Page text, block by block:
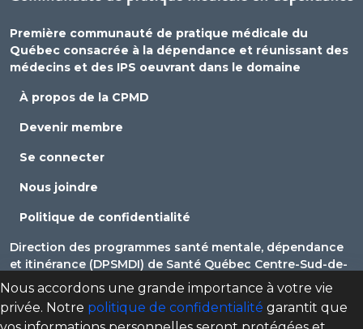
Première communauté de pratique médicale du
Québec consacrée à la dépendance et réunissant des
médecins et des IPS oeuvrant dans le domaine
À propos de la CPMD
Devenir membre
Se connecter
Nous joindre
Politique de confidentialité
Direction des programmes santé mentale, dépendance
et itinérance (DPSMDI) de Santé Québec Centre-Sud-de-
l'Île-de-Montréal – Universitaire
cpmd.ccsmtl@ssss.gouv.qc.ca
Nous accordons une grande importance à votre vie
privée. Notre politique de confidentialité garantit que